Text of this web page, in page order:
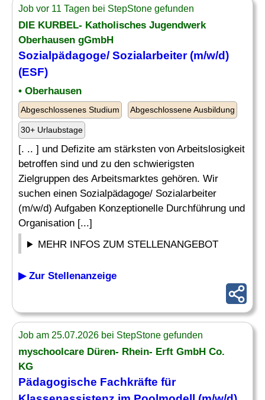
Job vor 11 Tagen bei StepStone gefunden
DIE KURBEL- Katholisches Jugendwerk
Oberhausen gGmbH
Sozialpädagoge/ Sozialarbeiter (m/w/d)
(ESF)
• Oberhausen
Abgeschlossenes Studium Abgeschlossene Ausbildung
30+ Urlaubstage
[. .. ] und Defizite am stärksten von Arbeitslosigkeit
betroffen sind und zu den schwierigsten
Zielgruppen des Arbeitsmarktes gehören. Wir
suchen einen Sozialpädagoge/ Sozialarbeiter
(m/w/d) Aufgaben Konzeptionelle Durchführung und
Organisation [...]
MEHR INFOS ZUM STELLENANGEBOT
▶ Zur Stellenanzeige
Job am 25.07.2026 bei StepStone gefunden
myschoolcare Düren- Rhein- Erft GmbH Co.
KG
Pädagogische Fachkräfte für